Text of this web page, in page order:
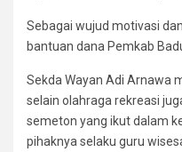
Sebagai wujud motivasi
bantuan dana Pemkab
Sekda Wayan Adi Arnawa
selain olahraga rekreasi
semeton yang ikut dalam
pihaknya selaku guru